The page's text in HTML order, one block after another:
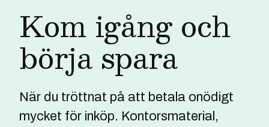
Kom igång och
börja spara
När du tröttnat på att betala onödigt
mycket för inköp. Kontorsmaterial,